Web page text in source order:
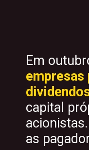
Em
empresas
capital
as